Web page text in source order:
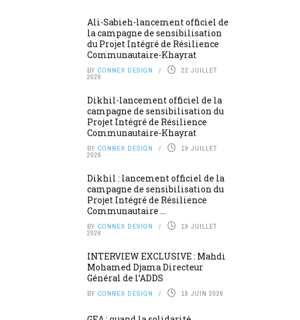
Ali-Sabieh-lancement officiel de
la campagne de sensibilisation
du Projet Intégré de Résilience
Communautaire-Khayrat
BY CONNEX DESIGN 22 JUILLET
2026
Dikhil-lancement officiel de la
campagne de sensibilisation du
Projet Intégré de Résilience
Communautaire-Khayrat
BY CONNEX DESIGN 19 JUILLET
2026
Dikhil : lancement officiel de la
campagne de sensibilisation du
Projet Intégré de Résilience
Communautaire ...
BY CONNEX DESIGN 19 JUILLET
2026
INTERVIEW EXCLUSIVE : Mahdi
Mohamed Djama Directeur
Général de l’ADDS
BY CONNEX DESIGN 18 JUIN 2026